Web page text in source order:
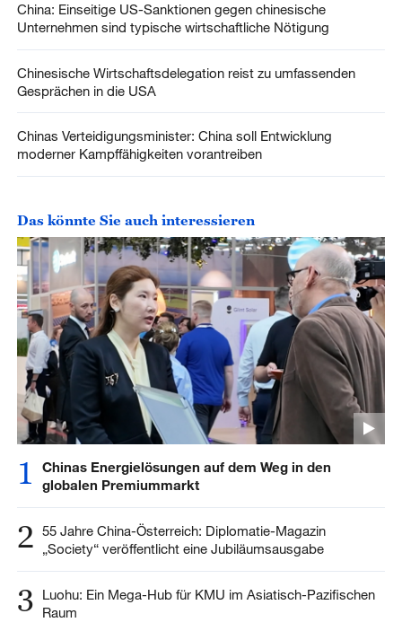
China: Einseitige US-Sanktionen gegen chinesische
Unternehmen sind typische wirtschaftliche Nötigung
Chinesische Wirtschaftsdelegation reist zu umfassenden
Gesprächen in die USA
Chinas Verteidigungsminister: China soll Entwicklung
moderner Kampffähigkeiten vorantreiben
Das könnte Sie auch interessieren
1
Chinas Energielösungen auf dem Weg in den
globalen Premiummarkt
2 55 Jahre China-Österreich: Diplomatie-Magazin
„Society“ veröffentlicht eine Jubiläumsausgabe
3
Luohu: Ein Mega-Hub für KMU im Asiatisch-Pazifischen
Raum